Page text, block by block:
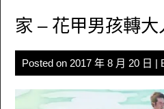
家 – 花甲男孩轉大
Posted on 2017 年 8 月 20 日 |